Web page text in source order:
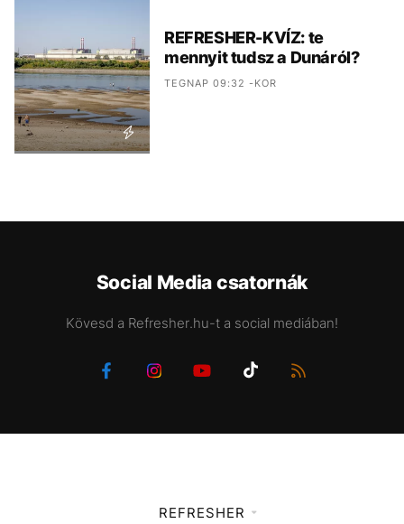
REFRESHER-KVÍZ: te
mennyit tudsz a Dunáról?
TEGNAP 09:32 -KOR
Social Media csatornák
Kövesd a Refresher.hu-t a social mediában!
REFRESHER